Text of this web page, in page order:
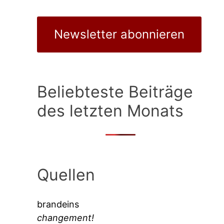
Newsletter abonnieren
Beliebteste Beiträge
des letzten Monats
Quellen
brandeins
changement!